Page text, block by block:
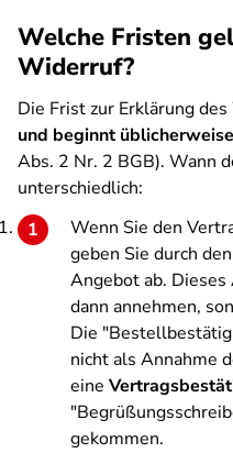
Welche Fristen
Widerruf?
Die Frist zur Erklärung
und beginnt
Abs. 2 Nr. 2 BGB). Wann
unterschiedlich:
Wenn Sie den
geben Sie durch
Angebot ab.
dann annehmen,
Die
nicht als Annahme
eine
gekommen.